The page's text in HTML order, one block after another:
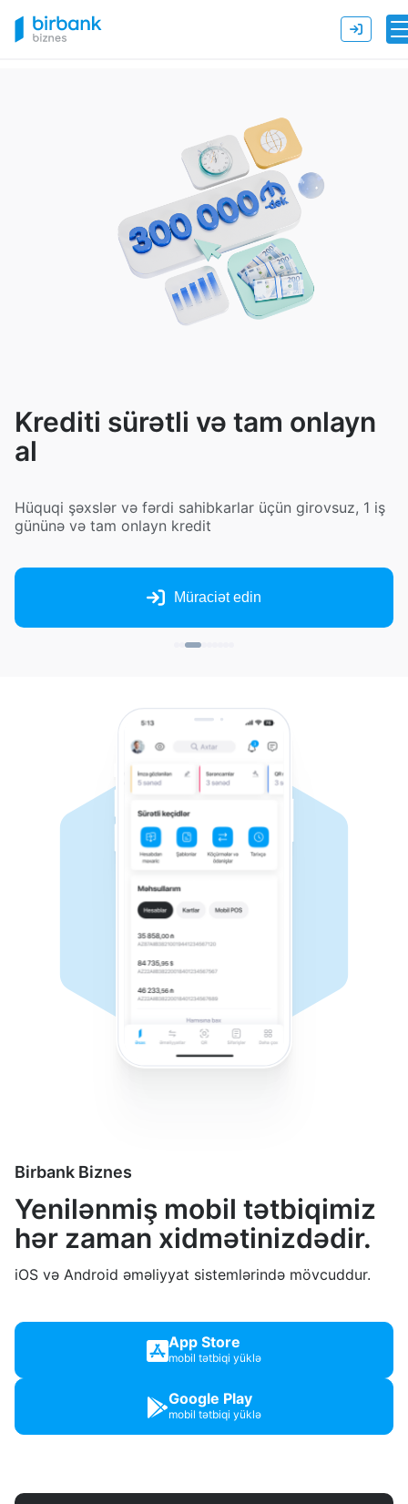
Krediti sürətli və tam onlayn
al
Hüquqi şəxslər və fərdi sahibkarlar üçün girovsuz, 1 iş
gününə və tam onlayn kredit
Müraciət edin
Birbank Biznes
Yenilənmiş mobil tətbiqimiz
hər zaman xidmətinizdədir.
iOS və Android əməliyyat sistemlərində mövcuddur.
App Store
mobil tətbiqi yüklə
Google Play
mobil tətbiqi yüklə